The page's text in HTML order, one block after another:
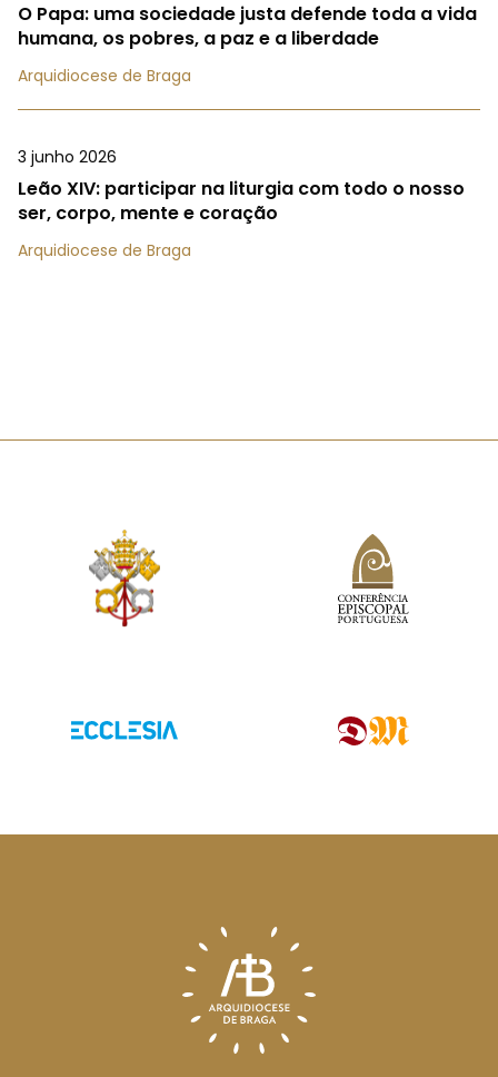
O Papa: uma sociedade justa defende toda a vida
humana, os pobres, a paz e a liberdade
Arquidiocese de Braga
3 junho 2026
Leão XIV: participar na liturgia com todo o nosso
ser, corpo, mente e coração
Arquidiocese de Braga